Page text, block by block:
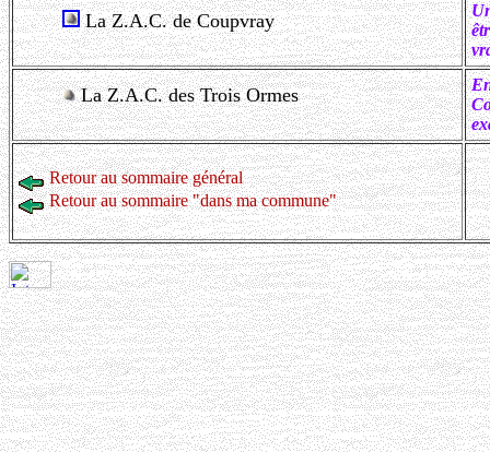
La Z.A.C. de Coupvray
La Z.A.C. des Trois Ormes
Retour au sommaire général
Retour au sommaire "dans ma commune"